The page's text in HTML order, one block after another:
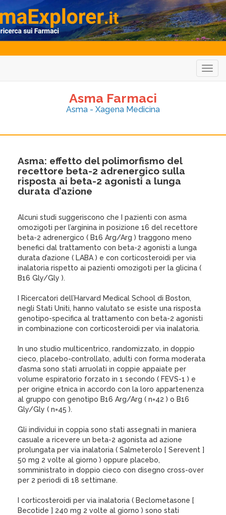
Asma Farmaci
Asma - Xagena Medicina
Asma: effetto del polimorfismo del
recettore beta-2 adrenergico sulla
risposta ai beta-2 agonisti a lunga
durata d’azione
Alcuni studi suggeriscono che I pazienti con asma
omozigoti per l’arginina in posizione 16 del recettore
beta-2 adrenergico ( B16 Arg/Arg ) traggono meno
benefici dal trattamento con beta-2 agonisti a lunga
durata d’azione ( LABA ) e con corticosteroidi per via
inalatoria rispetto ai pazienti omozigoti per la glicina (
B16 Gly/Gly ).
I Ricercatori dell’Harvard Medical School di Boston,
negli Stati Uniti, hanno valutato se esiste una risposta
genotipo-specifica al trattamento con beta-2 agonisti
in combinazione con corticosteroidi per via inalatoria.
In uno studio multicentrico, randomizzato, in doppio
cieco, placebo-controllato, adulti con forma moderata
d’asma sono stati arruolati in coppie appaiate per
volume espiratorio forzato in 1 secondo ( FEVS-1 ) e
per origine etnica in accordo con la loro appartenenza
al gruppo con genotipo B16 Arg/Arg ( n=42 ) o B16
Gly/Gly ( n=45 ).
Gli individui in coppia sono stati assegnati in maniera
casuale a ricevere un beta-2 agonista ad azione
prolungata per via inalatoria ( Salmeterolo [ Serevent ]
50 mg 2 volte al giorno ) oppure placebo,
somministrato in doppio cieco con disegno cross-over
per 2 periodi di 18 settimane.
I corticosteroidi per via inalatoria ( Beclometasone [
Becotide ] 240 mg 2 volte al giorno ) sono stati